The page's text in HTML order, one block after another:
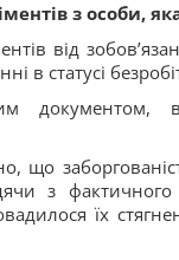
з особи,
від
в статусі
документом,
що
з
їх